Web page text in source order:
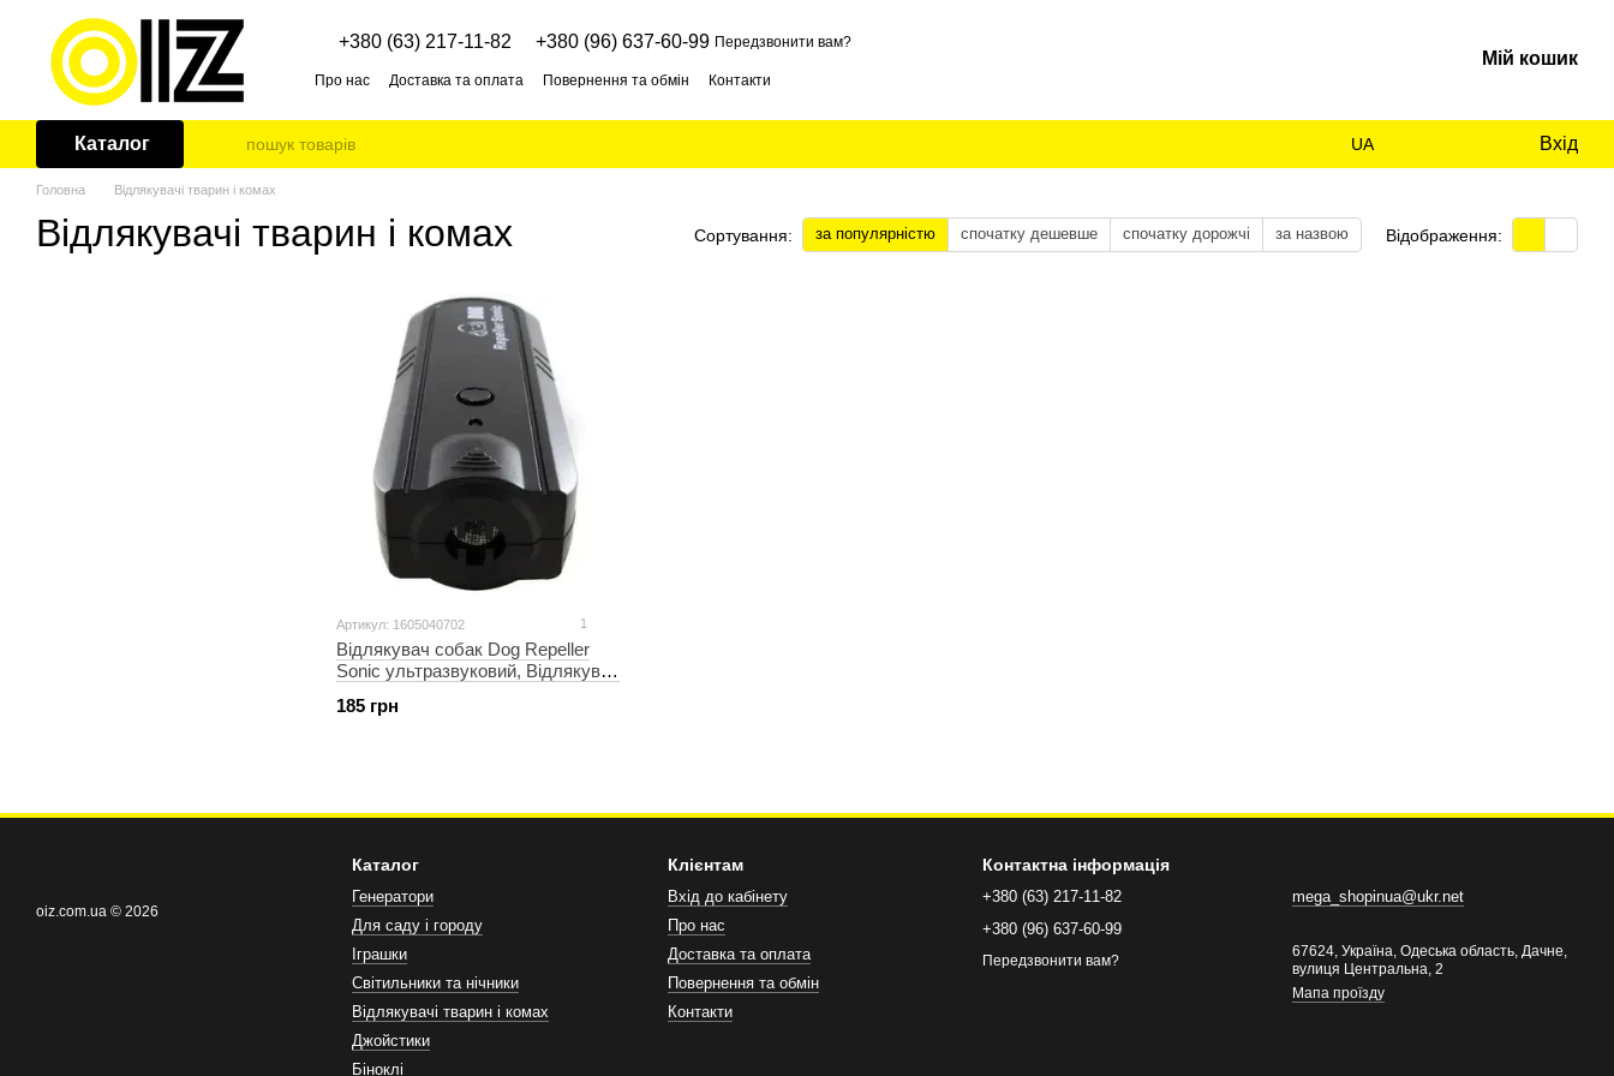
Перейти до основного контенту
+380 (63) 217-11-82 +380 (96) 637-60-99 Передзвонити вам?
Про нас Доставка та оплата Повернення та обмін Контакти
Мій кошик
Каталог UA Вхід
Головна Відлякувачі тварин і комах
Відлякувачі тварин і комах Сортування: за популярністю спочатку дешевше спочатку дорожчі за назвою Відображення:
Артикул: 1605040702 1
Відлякувач собак Dog Repeller
Sonic ультразвуковий, Відлякувач
185 грн
oiz.com.ua © 2026
Каталог
Генератори
Для саду і городу
Іграшки
Світильники та нічники
Відлякувачі тварин і комах
Джойстики
Біноклі
Клієнтам
Вхід до кабінету
Про нас
Доставка та оплата
Повернення та обмін
Контакти
Контактна інформація
+380 (63) 217-11-82
+380 (96) 637-60-99
Передзвонити вам?
mega_shopinua@ukr.net
67624, Україна, Одеська область, Дачне,
вулиця Центральна, 2
Мапа проїзду